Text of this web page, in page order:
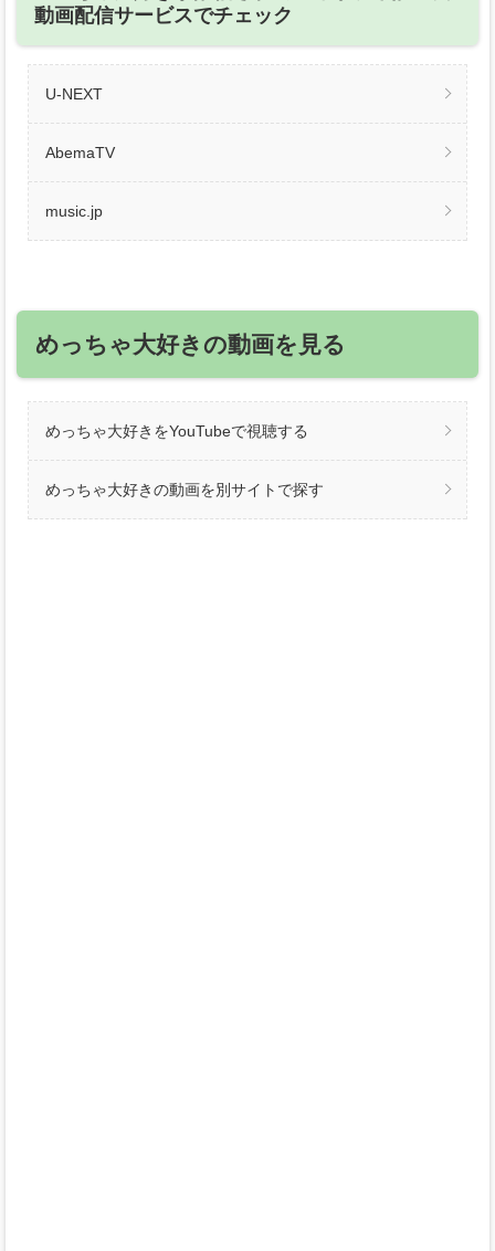
動画配信サービスでチェック
U-NEXT
AbemaTV
music.jp
めっちゃ大好きの動画を見る
めっちゃ大好きをYouTubeで視聴する
めっちゃ大好きの動画を別サイトで探す